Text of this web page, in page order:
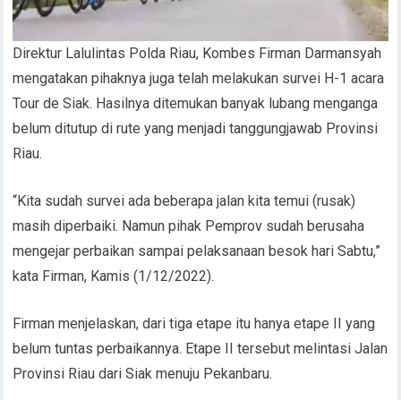
Direktur Lalulintas Polda Riau, Kombes Firman Darmansyah
mengatakan pihaknya juga telah melakukan survei H-1 acara
Tour de Siak. Hasilnya ditemukan banyak lubang menganga
belum ditutup di rute yang menjadi tanggungjawab Provinsi
Riau.
“Kita sudah survei ada beberapa jalan kita temui (rusak)
masih diperbaiki. Namun pihak Pemprov sudah berusaha
mengejar perbaikan sampai pelaksanaan besok hari Sabtu,”
kata Firman, Kamis (1/12/2022).
Firman menjelaskan, dari tiga etape itu hanya etape II yang
belum tuntas perbaikannya. Etape II tersebut melintasi Jalan
Provinsi Riau dari Siak menuju Pekanbaru.